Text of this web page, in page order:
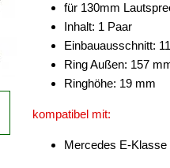
für 130mm
Inhalt: 1 Paar
Einbauausschnitt:
Ring Außen: 157
Ringhöhe: 19 mm
kompatibel mit:
Mercedes E-Klasse